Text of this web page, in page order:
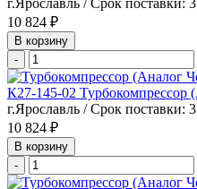
10 824 ₽
В корзину
-
К27-145-02 Турбокомпрессор
г.Ярославль / Срок поставки:
10 824 ₽
В корзину
-